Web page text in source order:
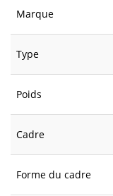
Marque
Type
Poids
Cadre
Forme du cadre